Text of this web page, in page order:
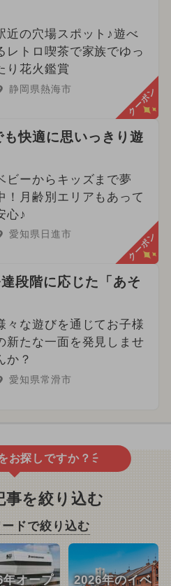
近の穴場スポット♪遊べ
レトロ喫茶で家族でゆっ
り花火鑑賞
静岡県熱海市 クーポン
快適に思いっきり遊
ビーからキッズまで夢
！月齢別エリアもあって
心♪
愛知県日進市 クーポン
段階に応じた「あそ
々な遊びを通じてお子様
新たな一面を発見しませ
か？
愛知県常滑市
お探しですか？
事を絞り込む
ドで絞り込む
年オープ
2026年のイベ